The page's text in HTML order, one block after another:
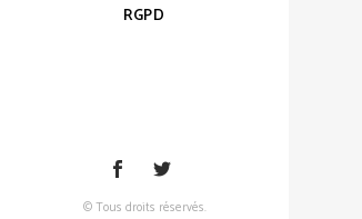
RGPD
© Tous droits réservés.